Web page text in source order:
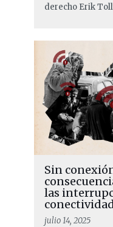
derecho Erik
Sin
las
julio 14, 2025